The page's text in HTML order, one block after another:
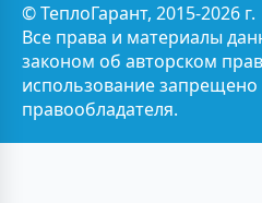
© ТеплоГарант, 2015-2026 г.
Все права и материалы
законом об авторском
использование запрещено
правообладателя.